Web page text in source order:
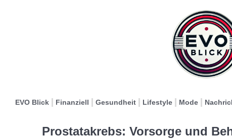
EVO Blick Finanziell Gesundheit Lifestyle Mode
Prostatakrebs: Vorsorge und